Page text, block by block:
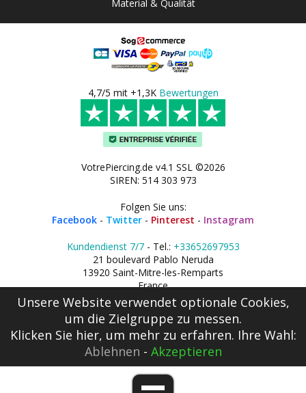
Material & Qualität
4,7/5 mit +1,3K Bewertungen
VotrePiercing.de v4.1 SSL ©2026
SIREN: 514 303 973
Folgen Sie uns:
Facebook - Twitter - Pinterest - Instagram
Kundendienst 7/7- Tel.: +33652697953
21 boulevard Pablo Neruda
13920 Saint-Mitre-les-Remparts
France
Unsere Website verwendet optionale Cookies,
um die Zielgruppe zu messen.
Klicken Sie hier, um mehr zu erfahren. Ihre Wahl:
Ablehnen - Akzeptieren